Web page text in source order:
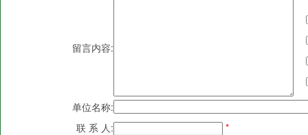
留言内容:
单位名称:
联 系 人:
*